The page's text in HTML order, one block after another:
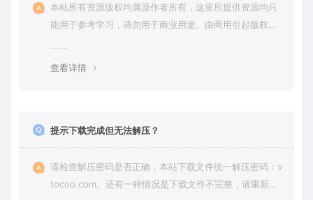
本站所有资源版权均属原作者所有，这里所提供资源均只
能用于参考学习，请勿用于商业用途。由商用引起版权纠
查看详情
提示下载完成但无法解压？
请检查解压密码是否正确，本站下载文件统一解压密码：v
tocoo.com。还有一种情况是下载文件不完整，请重新下